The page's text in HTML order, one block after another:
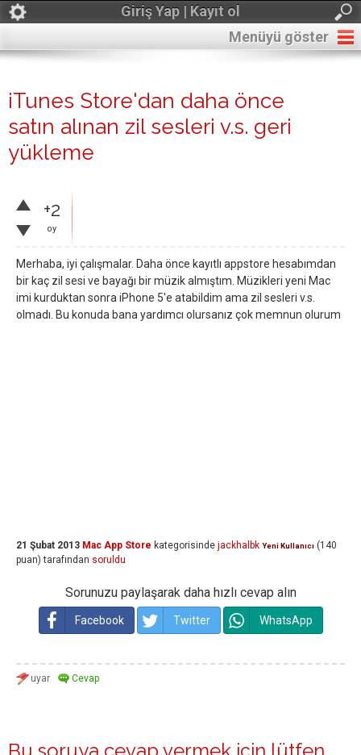
Giriş Yap | Kayıt ol
Menüyü göster
iTunes Store'dan daha önce
satın alınan zil sesleri v.s. geri
yükleme
+2
oy
Merhaba, iyi çalışmalar. Daha önce kayıtlı appstore hesabımdan
bir kaç zil sesi ve bayağı bir müzik almıştım. Müzikleri yeni Mac
imi kurduktan sonra iPhone 5'e atabildim ama zil sesleri v.s.
olmadı. Bu konuda bana yardımcı olursanız çok memnun olurum
21 Şubat 2013 Mac App Store kategorisinde jackhalbk Yeni Kullanıcı (140
puan) tarafından soruldu
Sorunuzu paylaşarak daha hızlı cevap alın
Facebook Twitter WhatsApp